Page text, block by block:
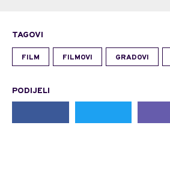
TAGOVI
FILM FILMOVI GRADOVI
PODIJELI